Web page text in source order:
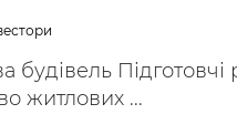
будівель
житлових ...